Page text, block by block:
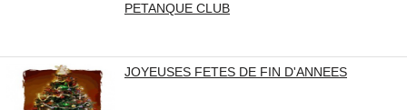
PETANQUE CLUB
JOYEUSES FETES DE FIN D'ANNEES